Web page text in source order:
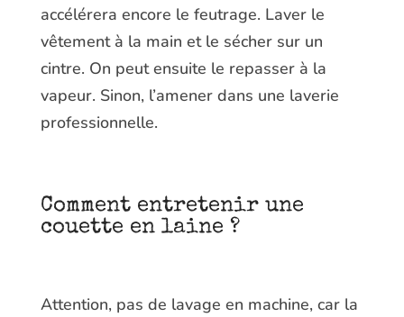
accélérera encore le feutrage. Laver le
vêtement à la main et le sécher sur un
cintre. On peut ensuite le repasser à la
vapeur. Sinon, l’amener dans une laverie
professionnelle.
Comment entretenir une
couette en laine ?
Attention, pas de lavage en machine, car la